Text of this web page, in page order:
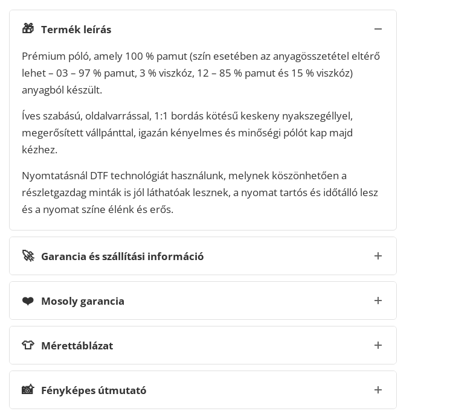
🎁 Termék leírás
Prémium póló, amely 100 % pamut (szín esetében az anyagösszetétel eltérő
lehet – 03 – 97 % pamut, 3 % viszkóz, 12 – 85 % pamut és 15 % viszkóz)
anyagból készült.
Íves szabású, oldalvarrással, 1:1 bordás kötésű keskeny nyakszegéllyel,
megerősített vállpánttal, igazán kényelmes és minőségi pólót kap majd
kézhez.
Nyomtatásnál DTF technológiát használunk, melynek köszönhetően a
részletgazdag minták is jól láthatóak lesznek, a nyomat tartós és időtálló lesz
és a nyomat színe élénk és erős.
🚀 Garancia és szállítási információ
❤️ Mosoly garancia
👕 Mérettáblázat
📸 Fényképes útmutató